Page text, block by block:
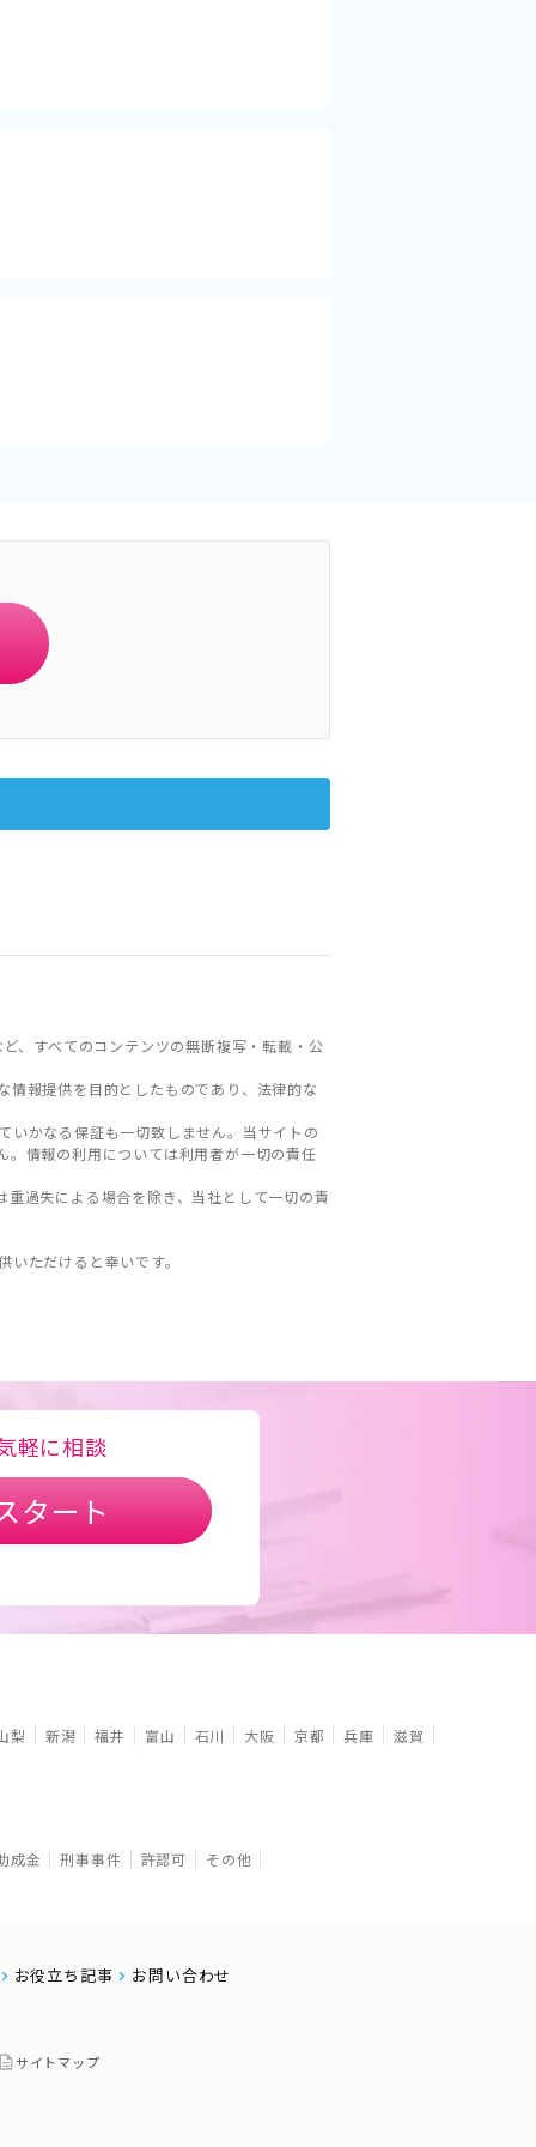
、すべてのコンテンツの無断複写・転載・公
報提供を目的としたものであり、法律的な
いかなる保証も一切致しません。当サイトの
情報の利用については利用者が一切の責任
過失による場合を除き、当社として一切の責
ただけると幸いです。
軽に相談
タート
梨 新潟 福井 富山 石川 大阪 京都 兵庫 滋賀
成金 刑事事件 許認可 その他
お役立ち記事 お問い合わせ
サイトマップ